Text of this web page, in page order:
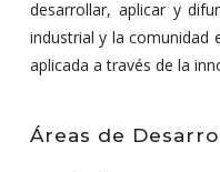
desarrollar, aplicar y
industrial y la comunidad
aplicada a través de la
Áreas de